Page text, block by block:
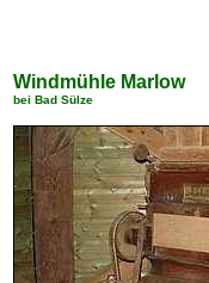
Windmühle Marlow
bei Bad Sülze